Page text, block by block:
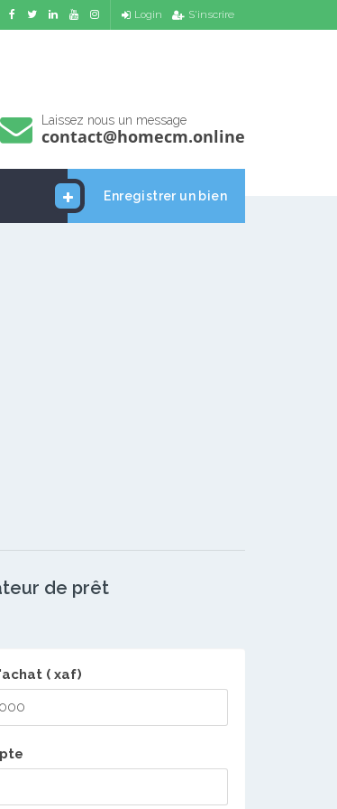
Login S'inscrire
Laissez nous un message
contact@homecm.online
Enregistrer un bien
de prêt
( xaf)